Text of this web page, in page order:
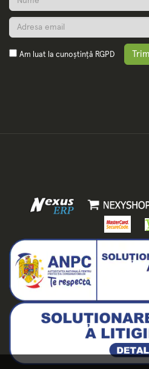
Am luat la cunoștință RGPD